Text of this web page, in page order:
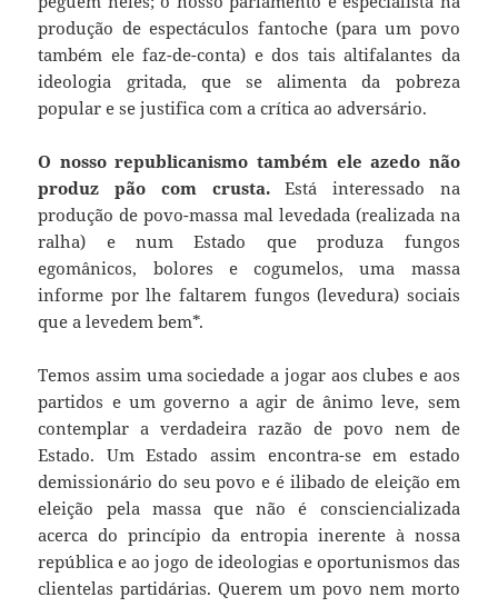
produção de espectáculos fantoche (para um povo
também ele faz-de-conta) e dos tais altifalantes da
ideologia gritada, que se alimenta da pobreza
popular e se justifica com a crítica ao adversário.
O nosso republicanismo também ele azedo não
produz pão com crusta.Está interessado na
produção de povo-massa mal levedada (realizada na
ralha) e num Estado que produza fungos
egomânicos, bolores e cogumelos, uma massa
informe por lhe faltarem fungos (levedura) sociais
que a levedem bem*.
Temos assim uma sociedade a jogar aos clubes e aos
partidos e um governo a agir de ânimo leve, sem
contemplar a verdadeira razão de povo nem de
Estado. Um Estado assim encontra-se em estado
demissionário do seu povo e é ilibado de eleição em
eleição pela massa que não é consciencializada
acerca do princípio da entropia inerente à nossa
república e ao jogo de ideologias e oportunismos das
clientelas partidárias. Querem um povo nem morto